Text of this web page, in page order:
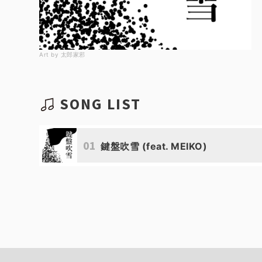
Art by 太郎家邪
SONG LIST
01 鍵盤吹雪 (feat. MEIKO)